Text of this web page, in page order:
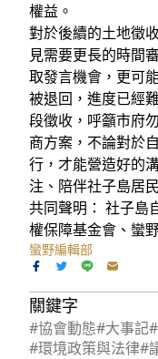
權益。
對於後續的土地徵
見需要更長的時間
取發言機會，更可
被退回，進度已經
段徵收，呼籲市府
商方案，不論對於
行，才能營造好的
注、陪伴社子島居
共同聲明： 社子島
權保障基金會、蠻
蠻野編輯部
關鍵字
#協會動態#大事記
#環境政策與法律#